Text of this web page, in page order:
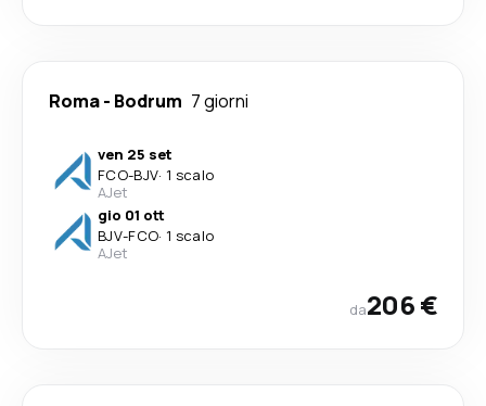
Roma- Bodrum 7 giorni
ven 25 set
FCO-BJV· 1 scalo
AJet
gio 01 ott
BJV-FCO· 1 scalo
AJet
da206 €